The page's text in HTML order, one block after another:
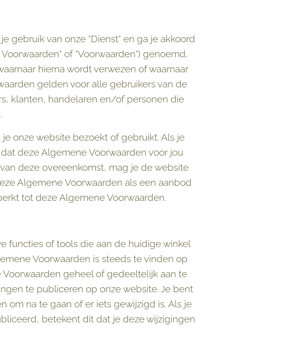
gebruik van onze "Dienst" en ga je akkoord
of "Voorwaarden") genoemd,
hierna wordt verwezen of waarnaar
gelden voor alle gebruikers van de
klanten, handelaren en/of personen die
onze website bezoekt of gebruikt. Als je
deze Algemene Voorwaarden voor jou
deze overeenkomst, mag je de website
Algemene Voorwaarden als een aanbod
tot deze Algemene Voorwaarden.
functies of tools die aan de huidige winkel
Voorwaarden is steeds te vinden op
geheel of gedeeltelijk aan te
te publiceren op onze website. Je bent
om na te gaan of er iets gewijzigd is. Als je
betekent dit dat je deze wijzigingen